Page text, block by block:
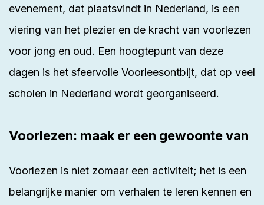
evenement, dat plaatsvindt in Nederland, is een
viering van het plezier en de kracht van voorlezen
voor jong en oud. Een hoogtepunt van deze
dagen is het sfeervolle Voorleesontbijt, dat op veel
scholen in Nederland wordt georganiseerd.
Voorlezen: maak er een gewoonte van
Voorlezen is niet zomaar een activiteit; het is een
belangrijke manier om verhalen te leren kennen en